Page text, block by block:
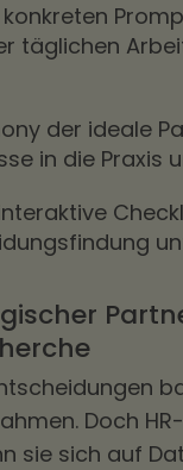
täglichen
der ideale
in die Praxis
Doch
sie sich auf